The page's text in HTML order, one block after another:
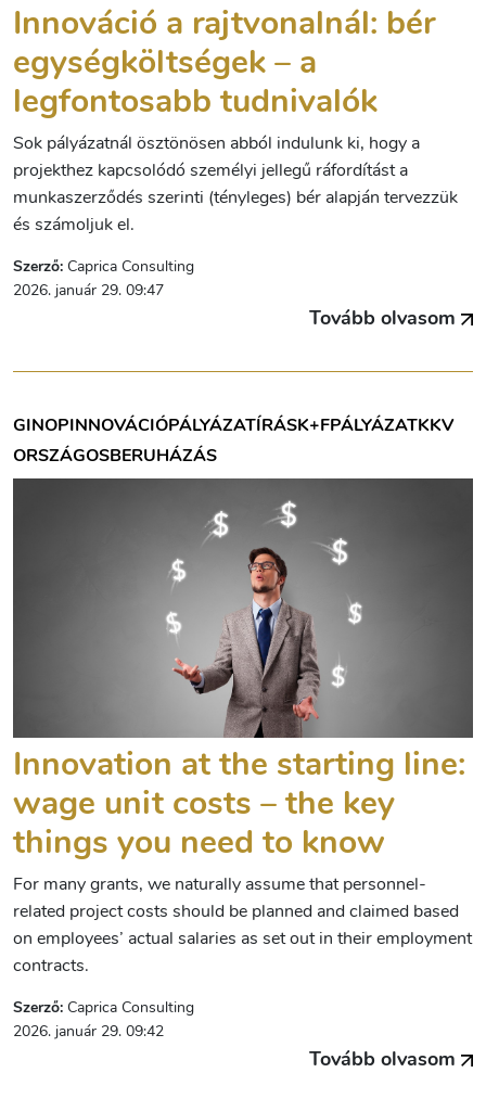
Innováció a rajtvonalnál: bér
egységköltségek – a
legfontosabb tudnivalók
Sok pályázatnál ösztönösen abból indulunk ki, hogy a
projekthez kapcsolódó személyi jellegű ráfordítást a
munkaszerződés szerinti (tényleges) bér alapján tervezzük
és számoljuk el.
Szerző: Caprica Consulting
2026. január 29. 09:47
Tovább olvasom
GINOPINNOVÁCIÓPÁLYÁZATÍRÁSK+FPÁLYÁZATKKV
ORSZÁGOSBERUHÁZÁS
Innovation at the starting line:
wage unit costs – the key
things you need to know
For many grants, we naturally assume that personnel-
related project costs should be planned and claimed based
on employees’ actual salaries as set out in their employment
contracts.
Szerző: Caprica Consulting
2026. január 29. 09:42
Tovább olvasom